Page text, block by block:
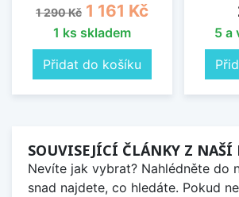
Běžná cena
1 290 Kč Cena
1 161 Kč
1 ks skladem
Přidat do košíku
5 a
SOUVISEJÍCÍ ČLÁNKY Z NAŠÍ
Nevíte jak vybrat? Nahlédněte do
snad najdete, co hledáte. Pokud